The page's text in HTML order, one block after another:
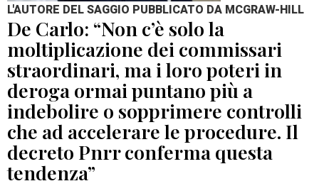
L'AUTORE DEL SAGGIO PUBBLICATO DA MCGRAW-HILL
De Carlo: “Non c’è solo la
moltiplicazione dei commissari
straordinari, ma i loro poteri in
deroga ormai puntano più a
indebolire o sopprimere controlli
che ad accelerare le procedure. Il
decreto Pnrr conferma questa
tendenza”